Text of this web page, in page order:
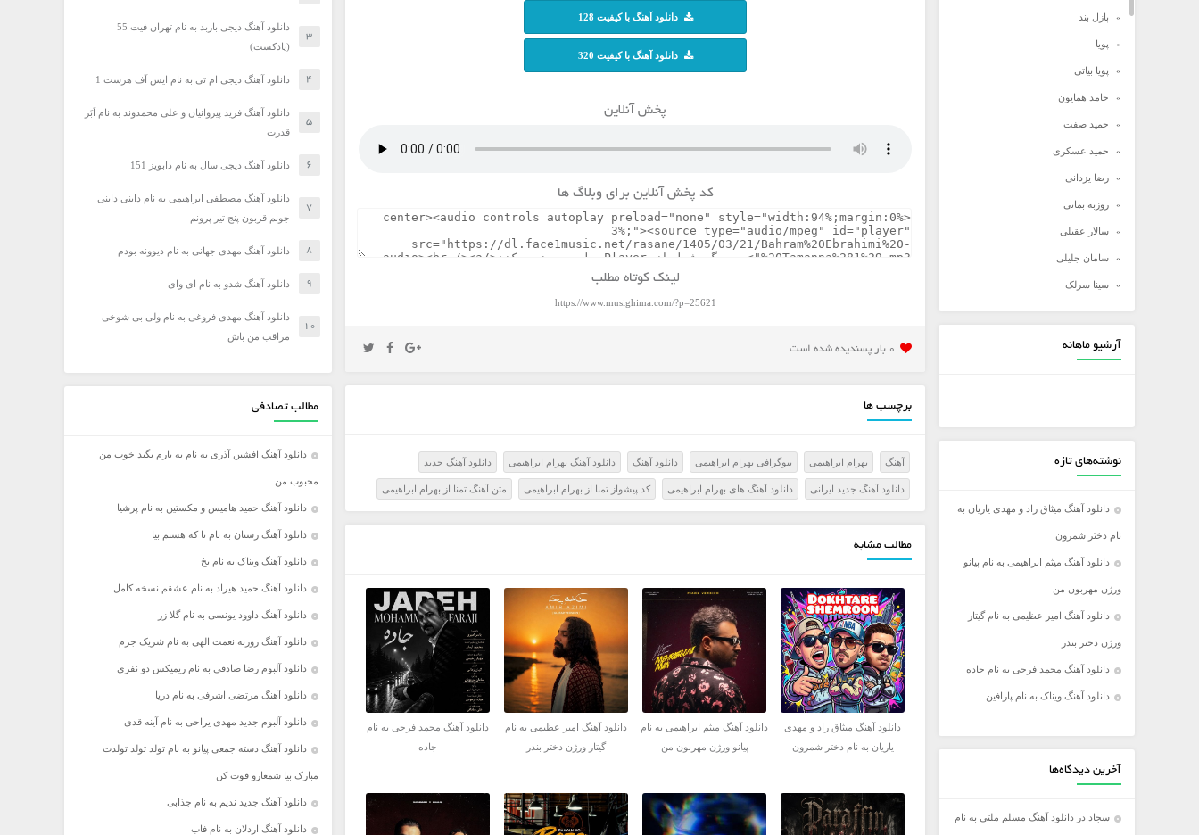
پازل بند
پویا
پویا بیاتی
حامد همایون
حمید صفت
حمید عسکری
رضا یزدانی
روزبه بمانی
سالار عقیلی
سامان جلیلی
سینا سرلک
شادمهر عقیلی
مجید خراطها
محسن ابراهیم زاده
محسن یگانه
آرشیو ماهانه
نوشته‌های تازه
دانلود آهنگ میثاق راد و مهدی یاریان به
نام دختر شمرون
دانلود آهنگ میثم ابراهیمی به نام پیانو
ورژن مهربون من
دانلود آهنگ امیر عظیمی به نام گیتار
ورژن دختر بندر
دانلود آهنگ محمد فرجی به نام جاده
دانلود آهنگ ویناک به نام پارافین
آخرین دیدگاه‌ها
سجاد در دانلود آهنگ مسلم ملتی به نام
دانلود آهنگ با کیفیت 128
دانلود آهنگ با کیفیت 320
پخش آنلاین
کد پخش آنلاین برای وبلاگ ها
لینک کوتاه مطلب
https://www.musighima.com/?p=25621
0 بار پسنديده شده است
برچسب ها
آهنگ بهرام ابراهیمی بیوگرافی بهرام ابراهیمی دانلود آهنگ دانلود آهنگ بهرام ابراهیمی دانلود آهنگ جدید
دانلود آهنگ جدید ایرانی دانلود آهنگ های بهرام ابراهیمی کد پیشواز تمنا از بهرام ابراهیمی متن آهنگ تمنا از بهرام ابراهیمی
مطالب مشابه
دانلود آهنگ میثاق راد و مهدی
یاریان به نام دختر شمرون
دانلود آهنگ میثم ابراهیمی به نام
پیانو ورژن مهربون من
دانلود آهنگ امیر عظیمی به نام
گیتار ورژن دختر بندر
دانلود آهنگ محمد فرجی به نام
جاده
دانلود آهنگ دیجی باربد به نام تهران فیت 55
(پادکست)
دانلود آهنگ دیجی ام تی به نام ایس آف هرست 1
دانلود آهنگ فرید پیروانیان و علی محمدوند به نام اَبَر
قدرت
دانلود آهنگ دیجی سال به نام دابویز 151
دانلود آهنگ مصطفی ابراهیمی به نام داینی داینی
جونم قربون پنج تیر پرونم
دانلود آهنگ مهدی جهانی به نام دیوونه بودم
دانلود آهنگ شدو به نام ای وای
دانلود آهنگ مهدی فروغی به نام ولی بی شوخی
مراقب من باش
مطالب تصادفی
دانلود آهنگ افشین آذری به نام به یارم بگید خوب من
محبوب من
دانلود آهنگ حمید هامیس و مکستین به نام پرشیا
دانلود آهنگ رستان به نام تا که هستم بیا
دانلود آهنگ ویناک به نام یخ
دانلود آهنگ حمید هیراد به نام عشقم نسخه کامل
دانلود آهنگ داوود یونسی به نام گلا زر
دانلود آهنگ روزبه نعمت الهی به نام شریک جرم
دانلود آلبوم رضا صادقی به نام ریمیکس دو نفری
دانلود آهنگ مرتضی اشرفی به نام دریا
دانلود آلبوم جدید مهدی یراحی به نام آینه قدی
دانلود آهنگ دسته جمعی پیانو به نام تولد تولد تولدت
مبارک بیا شمعارو فوت کن
دانلود آهنگ جدید ندیم به نام جذابی
دانلود آهنگ اردلان به نام فاب